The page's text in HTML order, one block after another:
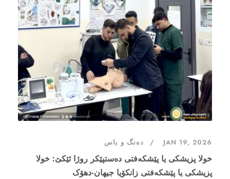
JAN 19, 2026 دەنگ و باس
خولا پزیشکی یا پێشکەفتی دەستپێکر روژا ئێکێ: خولا
پزیشکی یا پێشکەفتی زانکۆیا جیهان-دهۆک